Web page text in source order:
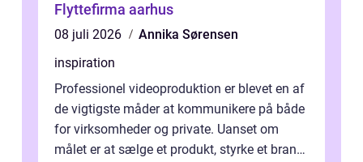
Flyttefirma aarhus
08 juli 2026
Annika Sørensen
inspiration
Professionel videoproduktion er blevet en af
de vigtigste måder at kommunikere på både
for virksomheder og private. Uanset om
målet er at sælge et produkt, styrke et brand,